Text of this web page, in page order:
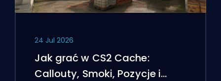
24 Jul 2026
Jak grać w CS2 Cache:
Callouty, Smoki, Pozycje i